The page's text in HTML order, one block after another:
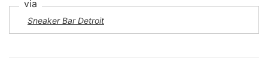
Sneaker Bar Detroit